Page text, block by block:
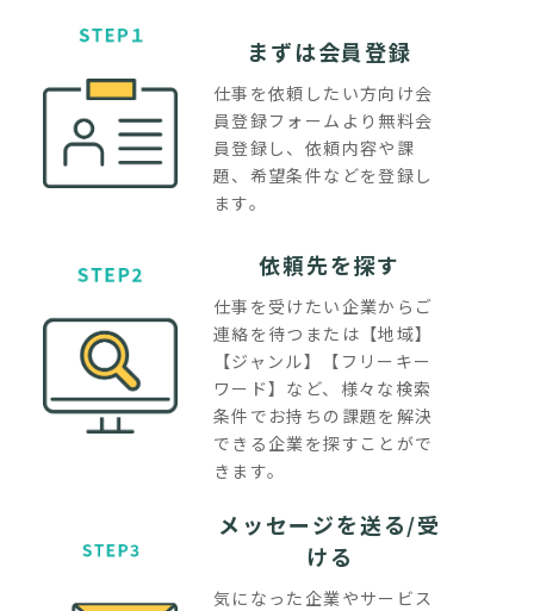
まずは会員登録
仕事を依頼したい方向け会
員登録フォームより無料会
員登録し、依頼内容や課
題、希望条件などを登録し
ます。
依頼先を探す
仕事を受けたい企業からご
連絡を待つまたは【地域】
【ジャンル】【フリーキー
ワード】など、様々な検索
条件でお持ちの課題を解決
できる企業を探すことがで
きます。
メッセージを送る/受
ける
気になった企業やサービス